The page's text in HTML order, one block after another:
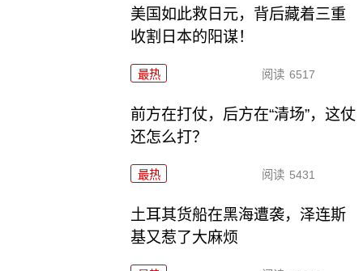
美国如此救日元，背后藏着三重
收割日本的阳谋！
最热 阅读 6517
前方在打仗，后方在“清场”，这仗
还怎么打？
最热 阅读 5431
土耳其货船在黑海遭袭，泽连斯
基又惹了大麻烦